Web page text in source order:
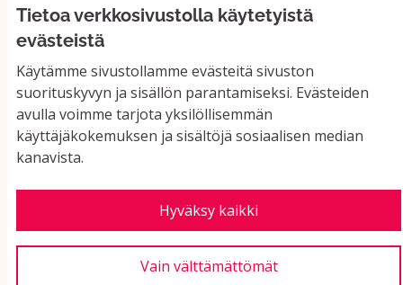
Tietoa verkkosivustolla käytetyistä
evästeistä
Käytämme sivustollamme evästeitä sivuston
suorituskyvyn ja sisällön parantamiseksi. Evästeiden
avulla voimme tarjota yksilöllisemmän
käyttäjäkokemuksen ja sisältöjä sosiaalisen median
kanavista.
Hyväksy kaikki
Vain välttämättömät
11101 Riihimäki
Vaihde: 019 758 4000
Sähköpostiosoitteet:
etunimi.sukunimi@riihimaki.fi
Yhteystiedot ja usein kysyttyä
Käyttöehdot
Evästeasetukset